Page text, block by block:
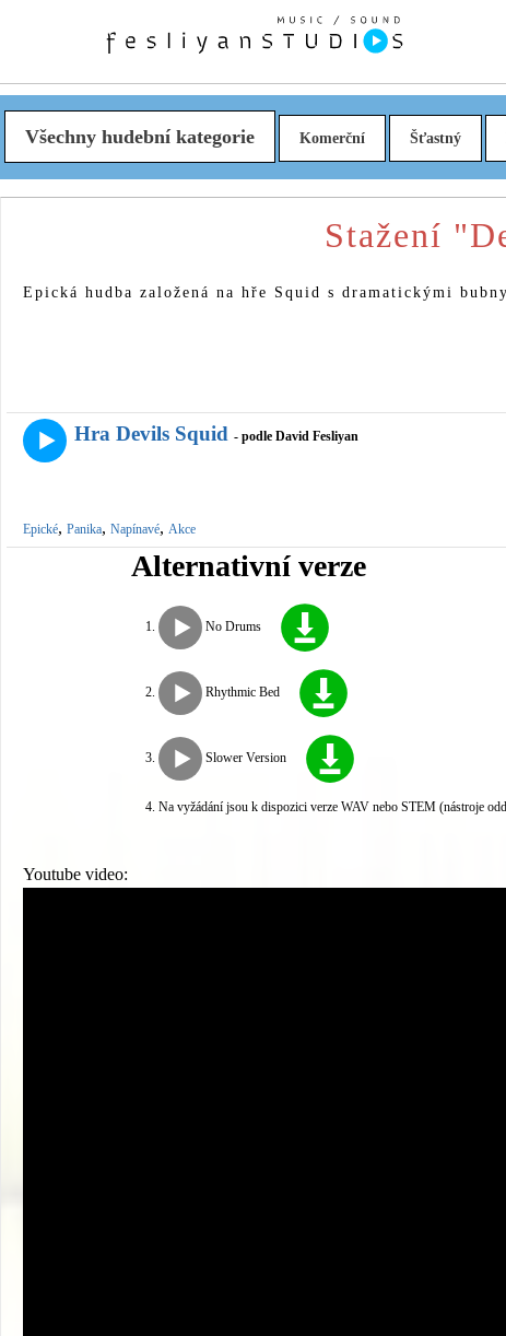
Všechny hudební kategorie Komerční Šťastný
Stažení
Epická hudba založená na hře Squid s dramatickými bubny
Hra Devils Squid - podle David Fesliyan
Epické, Panika, Napínavé, Akce
Alternativní verze
No Drums
Rhythmic Bed
Slower Version
Na vyžádání jsou k dispozici verze WAV nebo STEM (nástroje
Youtube video: